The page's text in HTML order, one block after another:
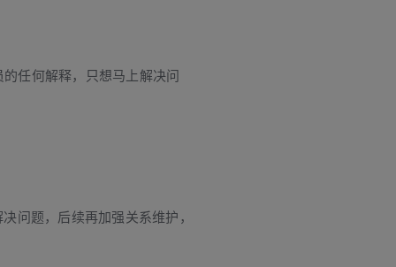
任何解释，只想马上解决问
问题，后续再加强关系维护，